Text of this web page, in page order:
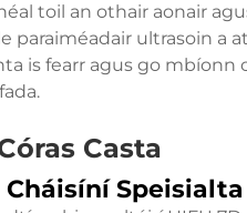
toil an othair aonair
paraiméadair ultrasoin a
is fearr agus go
Casta
Speisialta